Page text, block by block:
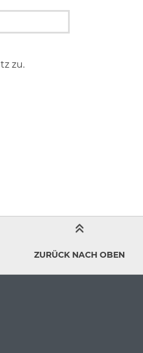
zu.
ZURÜCK NACH OBEN